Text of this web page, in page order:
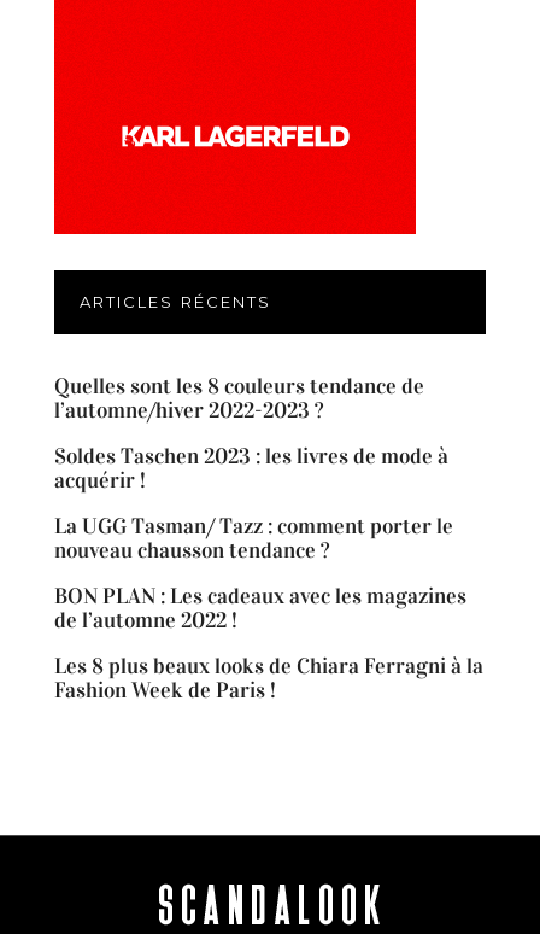
ARTICLES RÉCENTS
Quelles sont les 8 couleurs tendance de
l’automne/hiver 2022-2023 ?
Soldes Taschen 2023 : les livres de mode à
acquérir !
La UGG Tasman/ Tazz : comment porter le
nouveau chausson tendance ?
BON PLAN : Les cadeaux avec les magazines
de l’automne 2022 !
Les 8 plus beaux looks de Chiara Ferragni à la
Fashion Week de Paris !